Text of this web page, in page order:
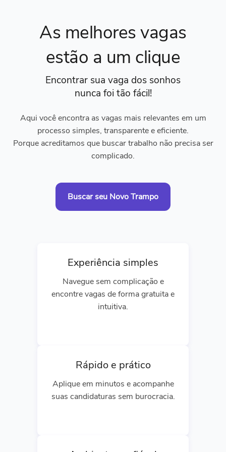
As melhores vagas
estão a um clique
Encontrar sua vaga dos sonhos
nunca foi tão fácil!
Aqui você encontra as vagas mais relevantes em um
processo simples, transparente e eficiente.
Porque acreditamos que buscar trabalho não precisa ser
complicado.
Buscar seu Novo Trampo
Experiência simples
Navegue sem complicação e
encontre vagas de forma gratuita e
intuitiva.
Rápido e prático
Aplique em minutos e acompanhe
suas candidaturas sem burocracia.